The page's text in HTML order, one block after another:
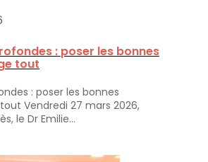
: poser les bonnes
tout
: poser les bonnes
Vendredi 27 mars 2026,
le Dr Emilie…